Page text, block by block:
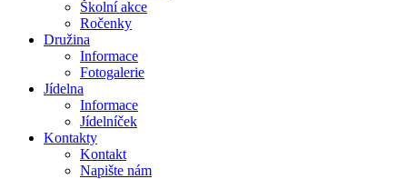
Školní akce
Ročenky
Družina
Informace
Fotogalerie
Jídelna
Informace
Jídelníček
Kontakty
Kontakt
Napište nám